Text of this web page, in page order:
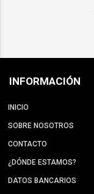
INFORMACIÓN
INICIO
SOBRE NOSOTROS
CONTACTO
¿DÓNDE ESTAMOS?
DATOS BANCARIOS